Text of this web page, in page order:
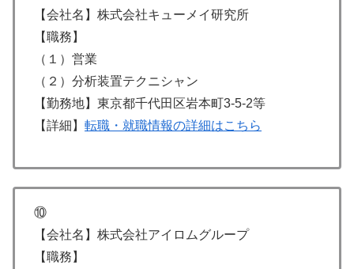
【会社名】株式会社キューメイ研究所
【職務】
（１）営業
（２）分析装置テクニシャン
【勤務地】東京都千代田区岩本町3-5-2等
【詳細】 転職・就職情報の詳細はこちら
⑩
【会社名】株式会社アイロムグループ
【職務】